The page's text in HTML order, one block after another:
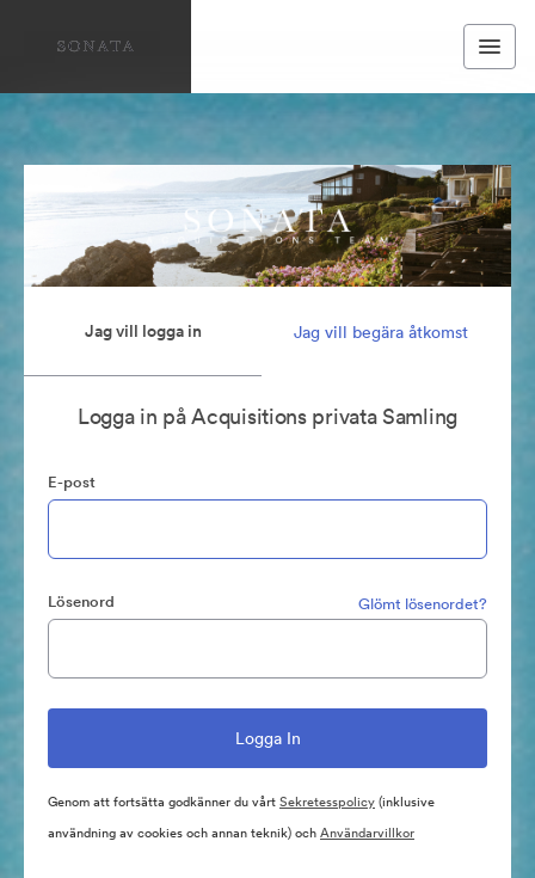
Jag vill logga in Jag vill begära åtkomst
Logga in på Acquisitions privata Samling
E-post
Lösenord Glömt lösenordet?
Genom att fortsätta godkänner du vårtSekretesspolicy(inklusive
användning av cookies och annan teknik) ochAnvändarvillkor